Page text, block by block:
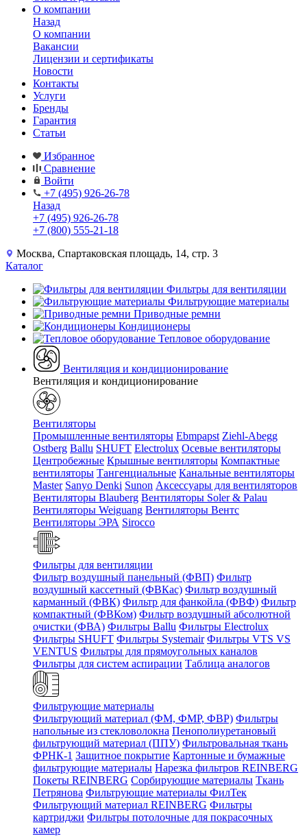
О компании
Назад
О компании
Вакансии
Лицензии и сертификаты
Новости
Контакты
Услуги
Бренды
Гарантия
Статьи
Избранное
Сравнение
Войти
+7 (495) 926-26-78
Назад
+7 (495) 926-26-78
+7 (800) 555-21-18
Москва, Спартаковская площадь, 14, стр. 3
Каталог
Фильтры для вентиляции
Фильтрующие материалы
Приводные ремни
Кондиционеры
Тепловое оборудование
Вентиляция и кондиционирование
Вентиляция и кондиционирование
Вентиляторы
Промышленные вентиляторы Ebmpapst Ziehl-Abegg
Ostberg Ballu SHUFT Electrolux Осевые вентиляторы
Центробежные Крышные вентиляторы Компактные
вентиляторы Тангенциальные Канальные вентиляторы
Master Sanyo Denki Sunon Аксессуары для вентиляторов
Вентиляторы Blauberg Вентиляторы Soler & Palau
Вентиляторы Weiguang Вентиляторы Вентс
Вентиляторы ЭРА Sirocco
Фильтры для вентиляции
Фильтр воздушный панельный (ФВП) Фильтр
воздушный кассетный (ФВКас) Фильтр воздушный
карманный (ФВК) Фильтр для фанкойла (ФВФ) Фильтр
компактный (ФВКом) Фильтр воздушный абсолютной
очистки (ФВА) Фильтры Ballu Фильтры Electrolux
Фильтры SHUFT Фильтры Systemair Фильтры VTS VS
VENTUS Фильтры для прямоугольных каналов
Фильтры для систем аспирации Таблица аналогов
Фильтрующие материалы
Фильтрующий материал (ФМ, ФМР, ФВР) Фильтры
напольные из стекловолокна Пенополиуретановый
фильтрующий материал (ППУ) Фильтровальная ткань
ФРНК-1 Защитное покрытие Картонные и бумажные
фильтрующие материалы Нарезка фильтров REINBERG
Покеты REINBERG Сорбирующие материалы Ткань
Петрянова Фильтрующие материалы ФилТек
Фильтрующий материал REINBERG Фильтры
картриджи Фильтры потолочные для покрасочных
камер